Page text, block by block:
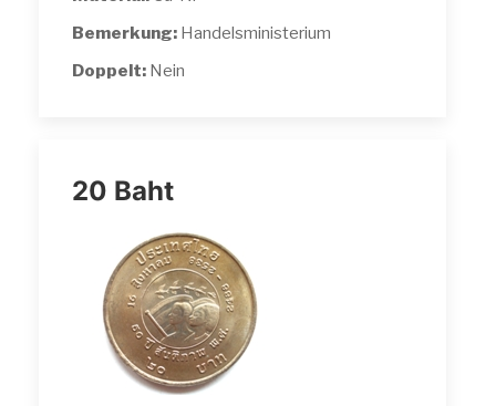
Bemerkung: Handelsministerium
Doppelt: Nein
20 Baht